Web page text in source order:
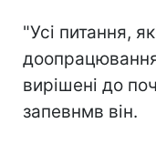
"Усі питання,
вирішені до
запевнмв він.